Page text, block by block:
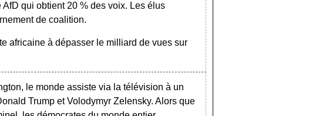
qui obtient 20 % des voix. Les élus
de coalition.
africaine à dépasser le milliard de vues sur
le monde assiste via la télévision à un
Trump et Volodymyr Zelensky. Alors que